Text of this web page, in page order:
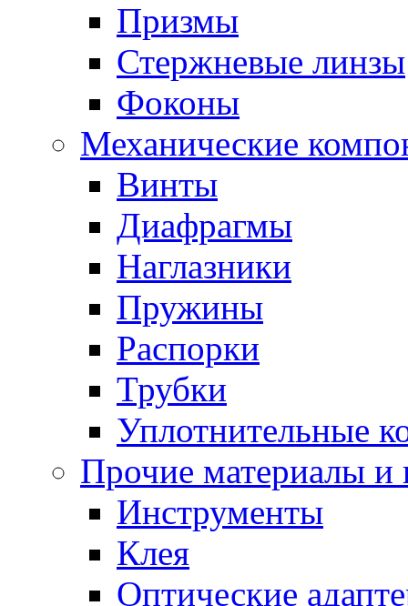
Призмы
Стержневые линзы
Фоконы
Механические
Винты
Диафрагмы
Наглазники
Пружины
Распорки
Трубки
Уплотнительные
Прочие материалы и
Инструменты
Клея
Оптические